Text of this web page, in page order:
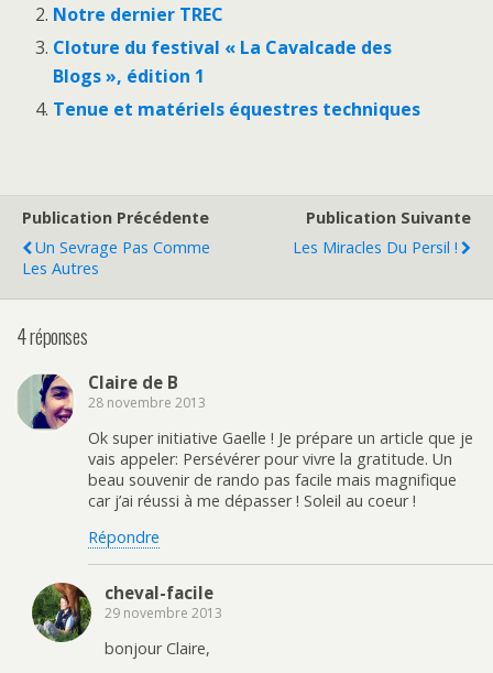
Notre dernier TREC
Cloture du festival « La Cavalcade des
Blogs », édition 1
Tenue et matériels équestres techniques
Publication Précédente
Un Sevrage Pas Comme
Les Autres
Publication Suivante
Les Miracles Du Persil !
4 réponses
Claire de B
28 novembre 2013
Ok super initiative Gaelle ! Je prépare un article que je
vais appeler: Persévérer pour vivre la gratitude. Un
beau souvenir de rando pas facile mais magnifique
car j’ai réussi à me dépasser ! Soleil au coeur !
Répondre
cheval-facile
29 novembre 2013
bonjour Claire,